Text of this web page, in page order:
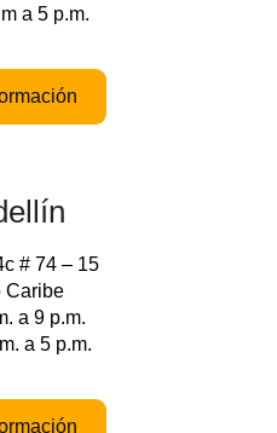
a 5 p.m.
# 74 – 15
Caribe
a 9 p.m.
a 5 p.m.